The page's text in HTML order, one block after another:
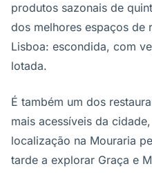
produtos sazonais de
dos melhores espaços de
Lisboa: escondida, com
lotada.
É também um dos
mais acessíveis da
localização na Mouraria
tarde a explorar Graça e